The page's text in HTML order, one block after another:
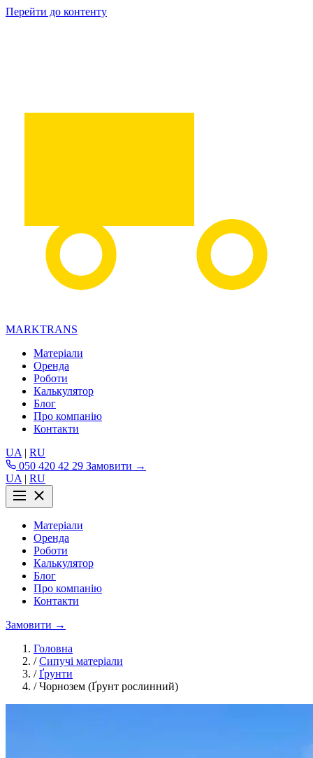
Перейти до контенту
MARKTRANS
Матеріали
Оренда
Роботи
Калькулятор
Блог
Про компанію
Контакти
UA | RU
050 420 42 29 Замовити →
UA | RU
Матеріали
Оренда
Роботи
Калькулятор
Блог
Про компанію
Контакти
Замовити →
Головна
/ Сипучі матеріали
/ Ґрунти
/ Чорнозем (Ґрунт рослинний)